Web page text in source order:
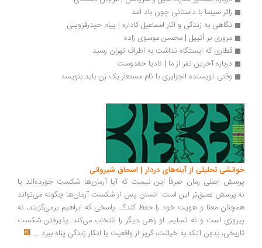
زائر سینما با داستانی چون باد آمد
نگاهی به زندگی و آثار اسماعیل کاداره | پیام حیدرقزوینی
مروری بر اُتیپل | محسن موسوی زاده
قطاری که ایستگاه نداشت به اطراف تهران رسید
درباره آخرین نفر از ما | نادیا حقدوست
وقتی نویسنده الجزایری با نام مستعار یک زن باید بنویسد
تحلیلی از آینه‌های دردار | اسحاق شیروانی
اصلی رمان صرفاً این نیست که آیا آرمان‌ها شکست خورده‌اند یا
عمیق‌تر این است: انسان پس از شکست آرمان‌ها چگونه می‌تواند
معنا و هویت خود را حفظ کند؟... پاسخی که ابراهیم برمی‌گزیند، نه
است و نه تسلیم. او راهی دیگر را انتخاب می‌کند: پذیرفتن شکست
بدون آنکه به خیانت، گریز از واقعیت یا انکار زندگی پناه ببرد...